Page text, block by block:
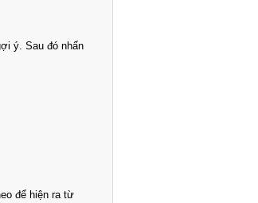
ý. Sau đó nhấn
để hiện ra từ